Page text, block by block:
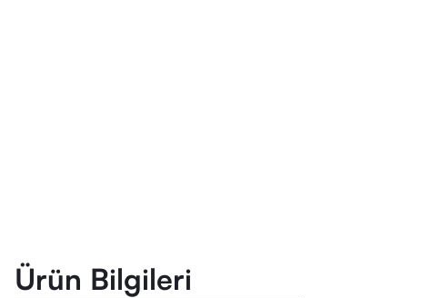
Ürün Bilgileri